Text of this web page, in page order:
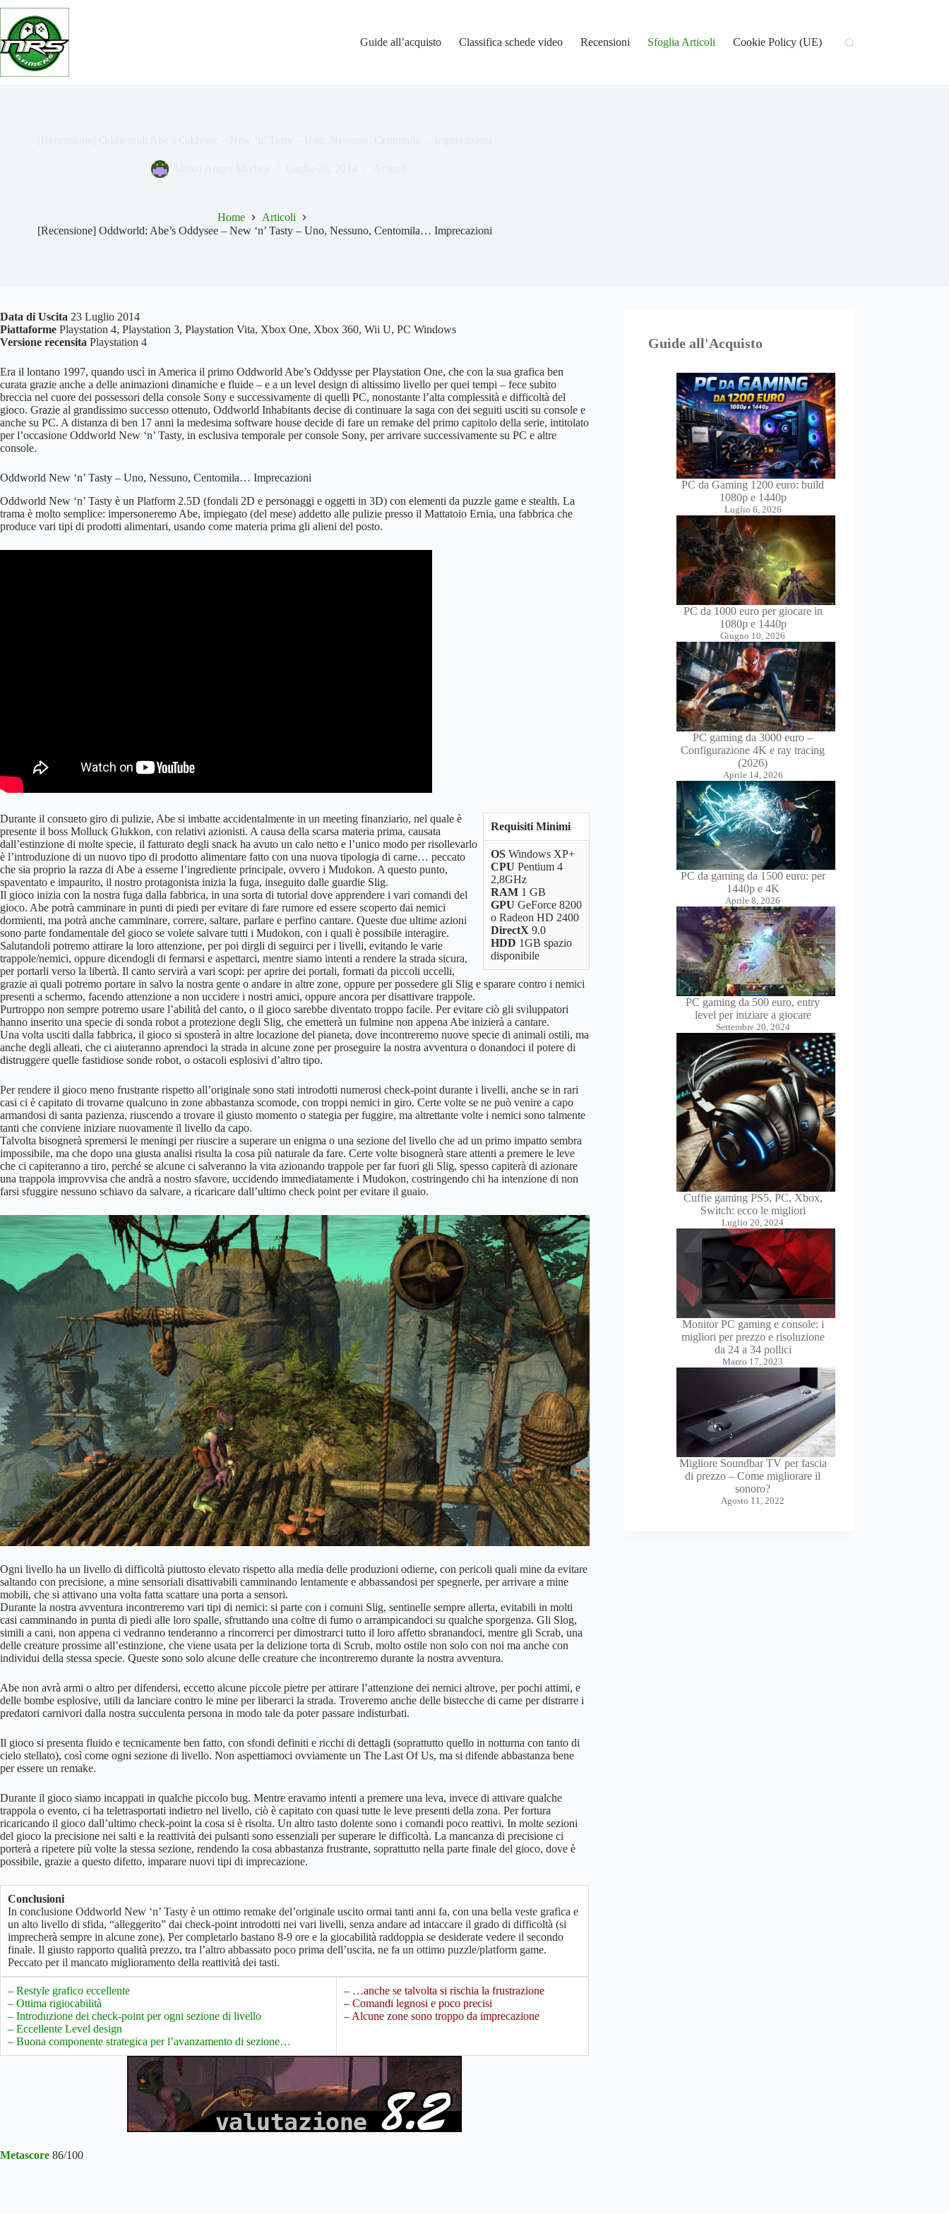
Salta
contenuto
Guide all’acquisto
Classifica schede video Recensioni Sfoglia Articoli Cookie Policy (UE)
Home
Articoli
[Recensione] Oddworld: Abe’s Oddysee – New ‘n’ Tasty – Uno, Nessuno, Centomila… Imprecazioni
Data di Uscita 23 Luglio 2014
Piattaforme Playstation 4, Playstation 3, Playstation Vita, Xbox One, Xbox 360, Wii U, PC Windows
Versione recensita Playstation 4
Era il lontano 1997, quando uscì in America il primo Oddworld Abe’s Oddysse per Playstation One, che con la sua grafica ben
curata grazie anche a delle animazioni dinamiche e fluide – e a un level design di altissimo livello per quei tempi – fece subito
breccia nel cuore dei possessori della console Sony e successivamente di quelli PC, nonostante l’alta complessità e difficoltà del
gioco. Grazie al grandissimo successo ottenuto, Oddworld Inhabitants decise di continuare la saga con dei seguiti usciti su console e
anche su PC. A distanza di ben 17 anni la medesima software house decide di fare un remake del primo capitolo della serie, intitolato
per l’occasione Oddworld New ‘n’ Tasty, in esclusiva temporale per console Sony, per arrivare successivamente su PC e altre
console.
Oddworld New ‘n’ Tasty – Uno, Nessuno, Centomila… Imprecazioni
Oddworld New ‘n’ Tasty è un Platform 2.5D (fondali 2D e personaggi e oggetti in 3D) con elementi da puzzle game e stealth. La
trama è molto semplice: impersoneremo Abe, impiegato (del mese) addetto alle pulizie presso il Mattatoio Ernia, una fabbrica che
produce vari tipi di prodotti alimentari, usando come materia prima gli alieni del posto.
Requisiti Minimi
OSWindows XP+
CPU Pentium 4
2,8GHz
RAM1 GB
GPU GeForce 8200
o Radeon HD 2400
DirectX 9.0
HDD 1GB spazio
disponibile
Durante il consueto giro di pulizie, Abe si imbatte accidentalmente in un meeting finanziario, nel quale è
presente il boss Molluck Glukkon, con relativi azionisti. A causa della scarsa materia prima, causata
dall’estinzione di molte specie, il fatturato degli snack ha avuto un calo netto e l’unico modo per risollevarlo
è l’introduzione di un nuovo tipo di prodotto alimentare fatto con una nuova tipologia di carne… peccato
che sia proprio la razza di Abe a esserne l’ingrediente principale, ovvero i Mudokon. A questo punto,
spaventato e impaurito, il nostro protagonista inizia la fuga, inseguito dalle guardie Slig.
Il gioco inizia con la nostra fuga dalla fabbrica, in una sorta di tutorial dove apprendere i vari comandi del
gioco. Abe potrà camminare in punti di piedi per evitare di fare rumore ed essere scoperto dai nemici
dormienti, ma potrà anche camminare, correre, saltare, parlare e perfino cantare. Queste due ultime azioni
sono parte fondamentale del gioco se volete salvare tutti i Mudokon, con i quali è possibile interagire.
Salutandoli potremo attirare la loro attenzione, per poi dirgli di seguirci per i livelli, evitando le varie
trappole/nemici, oppure dicendogli di fermarsi e aspettarci, mentre siamo intenti a rendere la strada sicura,
per portarli verso la libertà. Il canto servirà a vari scopi: per aprire dei portali, formati da piccoli uccelli,
grazie ai quali potremo portare in salvo la nostra gente o andare in altre zone, oppure per possedere gli Slig e sparare contro i nemici
presenti a schermo, facendo attenzione a non uccidere i nostri amici, oppure ancora per disattivare trappole.
Purtroppo non sempre potremo usare l’abilità del canto, o il gioco sarebbe diventato troppo facile. Per evitare ciò gli sviluppatori
hanno inserito una specie di sonda robot a protezione degli Slig, che emetterà un fulmine non appena Abe inizierà a cantare.
Una volta usciti dalla fabbrica, il gioco si sposterà in altre locazione del pianeta, dove incontreremo nuove specie di animali ostili, ma
anche degli alleati, che ci aiuteranno aprendoci la strada in alcune zone per proseguire la nostra avventura o donandoci il potere di
distruggere quelle fastidiose sonde robot, o ostacoli esplosivi d’altro tipo.
Per rendere il gioco meno frustrante rispetto all’originale sono stati introdotti numerosi check-point durante i livelli, anche se in rari
casi ci è capitato di trovarne qualcuno in zone abbastanza scomode, con troppi nemici in giro. Certe volte se ne può venire a capo
armandosi di santa pazienza, riuscendo a trovare il giusto momento o stategia per fuggire, ma altrettante volte i nemici sono talmente
tanti che conviene iniziare nuovamente il livello da capo.
Talvolta bisognerà spremersi le meningi per riuscire a superare un enigma o una sezione del livello che ad un primo impatto sembra
impossibile, ma che dopo una giusta analisi risulta la cosa più naturale da fare. Certe volte bisognerà stare attenti a premere le leve
che ci capiteranno a tiro, perché se alcune ci salveranno la vita azionando trappole per far fuori gli Slig, spesso capiterà di azionare
una trappola improvvisa che andrà a nostro sfavore, uccidendo immediatamente i Mudokon, costringendo chi ha intenzione di non
farsi sfuggire nessuno schiavo da salvare, a ricaricare dall’ultimo check point per evitare il guaio.
Ogni livello ha un livello di difficoltà piuttosto elevato rispetto alla media delle produzioni odierne, con pericoli quali mine da evitare
saltando con precisione, a mine sensoriali disattivabili camminando lentamente e abbassandosi per spegnerle, per arrivare a mine
mobili, che si attivano una volta fatta scattare una porta a sensori.
Durante la nostra avventura incontreremo vari tipi di nemici: si parte con i comuni Slig, sentinelle sempre allerta, evitabili in molti
casi camminando in punta di piedi alle loro spalle, sfruttando una coltre di fumo o arrampicandoci su qualche sporgenza. Gli Slog,
simili a cani, non appena ci vedranno tenderanno a rincorrerci per dimostrarci tutto il loro affetto sbranandoci, mentre gli Scrab, una
delle creature prossime all’estinzione, che viene usata per la delizione torta di Scrub, molto ostile non solo con noi ma anche con
individui della stessa specie. Queste sono solo alcune delle creature che incontreremo durante la nostra avventura.
Abe non avrà armi o altro per difendersi, eccetto alcune piccole pietre per attirare l’attenzione dei nemici altrove, per pochi attimi, e
delle bombe esplosive, utili da lanciare contro le mine per liberarci la strada. Troveremo anche delle bistecche di carne per distrarre i
predatori carnivori dalla nostra succulenta persona in modo tale da poter passare indisturbati.
Il gioco si presenta fluido e tecnicamente ben fatto, con sfondi definiti e ricchi di dettagli (soprattutto quello in notturna con tanto di
cielo stellato), così come ogni sezione di livello. Non aspettiamoci ovviamente un The Last Of Us, ma si difende abbastanza bene
per essere un remake.
Durante il gioco siamo incappati in qualche piccolo bug. Mentre eravamo intenti a premere una leva, invece di attivare qualche
trappola o evento, ci ha teletrasportati indietro nel livello, ciò è capitato con quasi tutte le leve presenti della zona. Per fortura
ricaricando il gioco dall’ultimo check-point la cosa si è risolta. Un altro tasto dolente sono i comandi poco reattivi. In molte sezioni
del gioco la precisione nei salti e la reattività dei pulsanti sono essenziali per superare le difficoltà. La mancanza di precisione ci
porterà a ripetere più volte la stessa sezione, rendendo la cosa abbastanza frustrante, soprattutto nella parte finale del gioco, dove è
possibile, grazie a questo difetto, imparare nuovi tipi di imprecazione.
Conclusioni
In conclusione Oddworld New ‘n’ Tasty è un ottimo remake del’originale uscito ormai tanti anni fa, con una bella veste grafica e
un alto livello di sfida, “alleggerito” dai check-point introdotti nei vari livelli, senza andare ad intaccare il grado di difficoltà (si
imprecherà sempre in alcune zone). Per completarlo bastano 8-9 ore e la giocabilità raddoppia se desiderate vedere il secondo
finale. Il giusto rapporto qualità prezzo, tra l’altro abbassato poco prima dell’uscita, ne fa un ottimo puzzle/platform game.
Peccato per il mancato miglioramento della reattività dei tasti.
– Restyle grafico eccellente
– Ottima rigiocabilità
– Introduzione dei check-point per ogni sezione di livello
– Eccellente Level design
– Buona componente strategica per l’avanzamento di sezione…
– …anche se talvolta si rischia la frustrazione
– Comandi legnosi e poco precisi
– Alcune zone sono troppo da imprecazione
Metascore 86/100
Guide all'Acquisto
PC da Gaming 1200 euro: build
1080p e 1440p
Luglio 6, 2026
PC da 1000 euro per giocare in
1080p e 1440p
Giugno 10, 2026
PC gaming da 3000 euro –
Configurazione 4K e ray tracing
(2026)
Aprile 14, 2026
PC da gaming da 1500 euro: per
1440p e 4K
Aprile 8, 2026
PC gaming da 500 euro, entry
level per iniziare a giocare
Settembre 20, 2024
Cuffie gaming PS5, PC, Xbox,
Switch: ecco le migliori
Luglio 20, 2024
Monitor PC gaming e console: i
migliori per prezzo e risoluzione
da 24 a 34 pollici
Marzo 17, 2023
Migliore Soundbar TV per fascia
di prezzo – Come migliorare il
sonoro?
Agosto 11, 2022